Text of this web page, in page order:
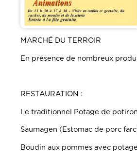
MARCHÉ DU TERROIR
En présence de nombreux
RESTAURATION :
Le traditionnel Potage de potiron
Saumagen (Estomac de porc
Boudin aux pommes avec